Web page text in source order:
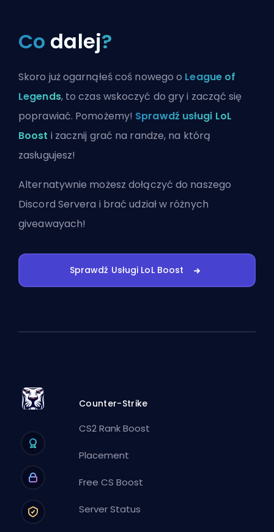
Co dalej?
Skoro już ogarnąłeś coś nowego o League of
Legends, to czas wskoczyć do gry i zacząć się
poprawiać. Pomożemy! Sprawdź usługi LoL
Boost i zacznij grać na randze, na którą
zasługujesz!
Alternatywnie możeszdołączyć do naszego
Discord Servera i brać udział w różnych
giveawayach!
Sprawdź Usługi LoL Boost
Counter-Strike
CS2 Rank Boost
Placement
Free CS Boost
Server Status